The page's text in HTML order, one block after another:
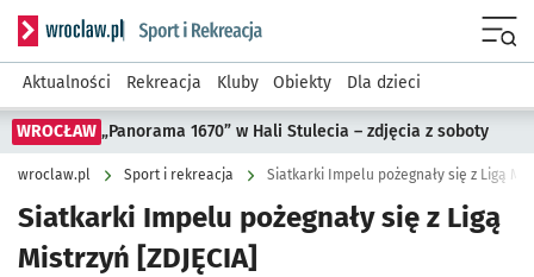
Serwis informacyjny wroclaw.pl podserwis: Sport i rekreacja
Aktualności Rekreacja Kluby Obiekty Dla dzieci
WROCŁAW „Panorama 1670” w Hali Stulecia – zdjęcia z soboty
wroclaw.pl Sport i rekreacja Siatkarki Impelu pożegnały się z Ligą
Siatkarki Impelu pożegnały się z Ligą
Mistrzyń [ZDJĘCIA]